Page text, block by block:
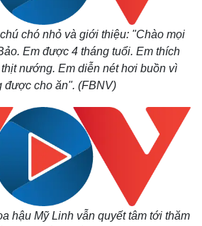
chó nhỏ và giới thiệu: "Chào mọi
Em được 4 tháng tuổi. Em thích
nướng. Em diễn nét hơi buồn vì
được cho ăn". (FBNV)
hậu Mỹ Linh vẫn quyết tâm tới thăm